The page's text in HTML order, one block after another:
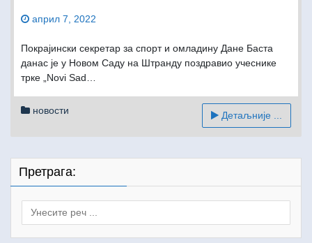
април 7, 2022
Покрајински секретар за спорт и омладину Дане Баста
данас је у Новом Саду на Штранду поздравио учеснике
трке „Novi Sad…
новости Детаљније ...
Претрага:
Search